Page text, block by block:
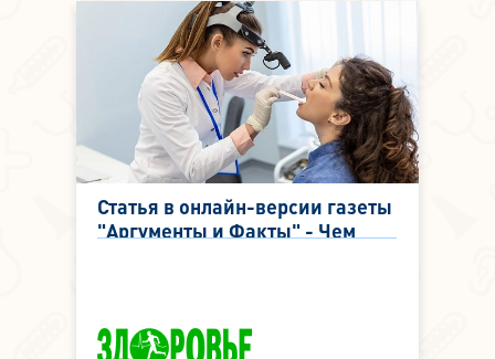
Статья в онлайн-версии газеты
"Аргументы и Факты" - Чем